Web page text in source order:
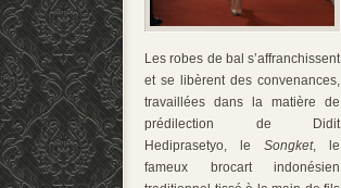
Les robes de bal s’affranchissent
et se libèrent des convenances,
travaillées dans la matière de
prédilection de Didit
Hediprasetyo, le Songket, le
fameux brocart indonésien